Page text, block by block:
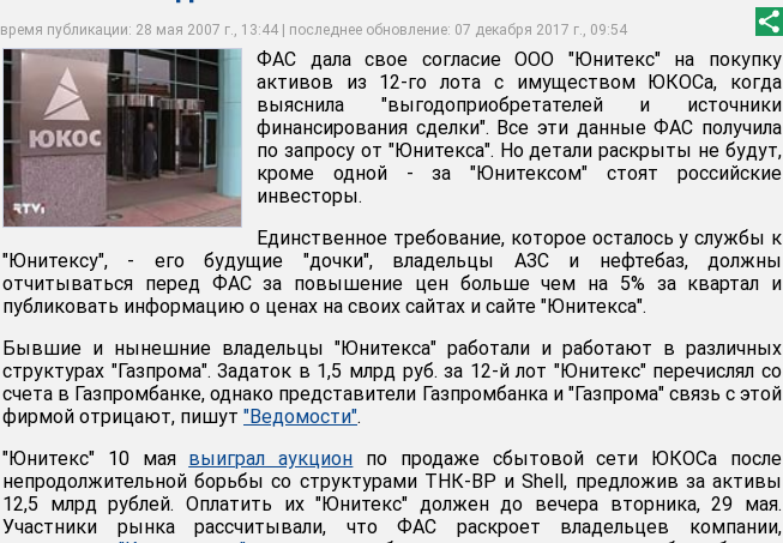
время публикации: 28 мая 2007 г., 13:44 | последнее обновление: 07 декабря 2017 г., 09:54
имуществом ЮКОСа, когда выяснила “выгодоприобретателей и источники
финансирования сделки”
RTV International
ФАС дала свое согласие ООО "Юнитекс" на покупку
активов из 12-го лота с имуществом ЮКОСа, когда
выяснила "выгодоприобретателей и источники
финансирования сделки". Все эти данные ФАС получила
по запросу от "Юнитекса". Но детали раскрыты не будут,
кроме одной - за "Юнитексом" стоят российские
инвесторы.
Единственное требование, которое осталось у службы к
"Юнитексу", - его будущие "дочки", владельцы АЗС и нефтебаз, должны
отчитываться перед ФАС за повышение цен больше чем на 5% за квартал и
публиковать информацию о ценах на своих сайтах и сайте "Юнитекса".
Бывшие и нынешние владельцы "Юнитекса" работали и работают в различных
структурах "Газпрома". Задаток в 1,5 млрд руб. за 12-й лот "Юнитекс" перечислял со
счета в Газпромбанке, однако представители Газпромбанка и "Газпрома" связь с этой
фирмой отрицают, пишут "Ведомости".
"Юнитекс" 10 мая выиграл аукцион по продаже сбытовой сети ЮКОСа после
непродолжительной борьбы со структурами ТНК-BP и Shell, предложив за активы
12,5 млрд рублей. Оплатить их "Юнитекс" должен до вечера вторника, 29 мая.
Участники рынка рассчитывали, что ФАС раскроет владельцев компании,